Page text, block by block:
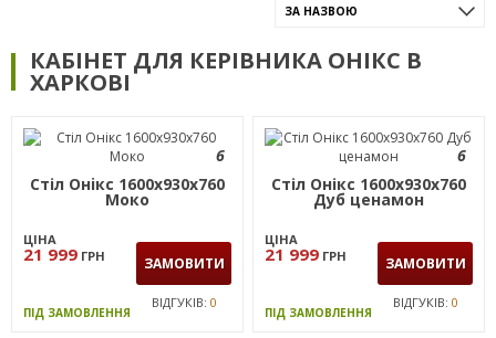
ЗА НАЗВОЮ
КАБІНЕТ ДЛЯ КЕРІВНИКА ОНІКС В
ХАРКОВІ
6
Стіл Онiкс 1600х930х760
Моко
ЦІНА
21 999 ГРН ЗАМОВИТИ
ПІД ЗАМОВЛЕННЯ
ВІДГУКІВ: 0
6
Стіл Онікс 1600х930х760
Дуб ценамон
ЦІНА
21 999 ГРН ЗАМОВИТИ
ПІД ЗАМОВЛЕННЯ
ВІДГУКІВ: 0